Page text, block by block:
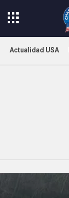
Actualidad USA